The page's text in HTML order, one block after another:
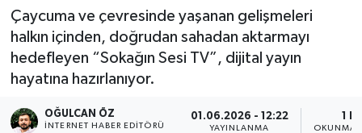
Çaycuma ve çevresinde yaşanan gelişmeleri
halkın içinden, doğrudan sahadan aktarmayı
hedefleyen “Sokağın Sesi TV”, dijital yayın
hayatına hazırlanıyor.
OĞULCAN ÖZ
İNTERNET HABER EDITÖRÜ
01.06.2026 - 12:22
YAYINLANMA
1
OKUNMA
Bartın
Karabük
Devrek
Haber Arşivi